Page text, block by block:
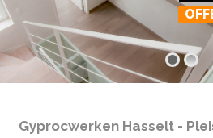
Gyprocwerken Hasselt -